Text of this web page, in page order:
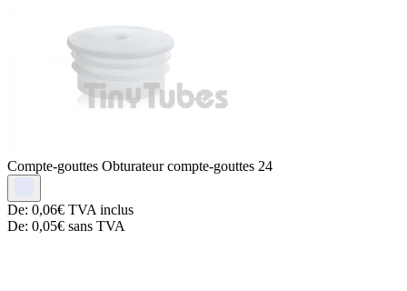
Compte-gouttes Obturateur compte-gouttes 24
De: 0,06€ TVA inclus
De: 0,05€ sans TVA